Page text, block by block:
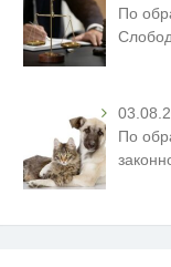
По
По